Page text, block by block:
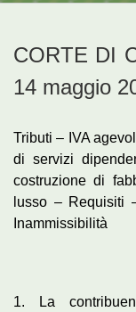
CORTE DI
14 maggio
Tributi – IVA
di servizi
costruzione di
lusso – Requisiti
Inammissibilità
1. La